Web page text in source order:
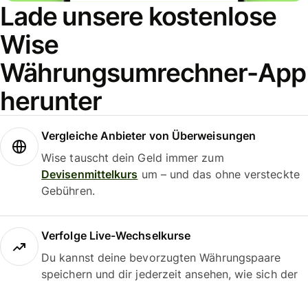
Lade unsere kostenlose
Wise
Währungsumrechner-App
herunter
Vergleiche Anbieter von Überweisungen
Wise tauscht dein Geld immer zum
Devisenmittelkurs um – und das ohne versteckte
Gebühren.
Verfolge Live-Wechselkurse
Du kannst deine bevorzugten Währungspaare
speichern und dir jederzeit ansehen, wie sich der